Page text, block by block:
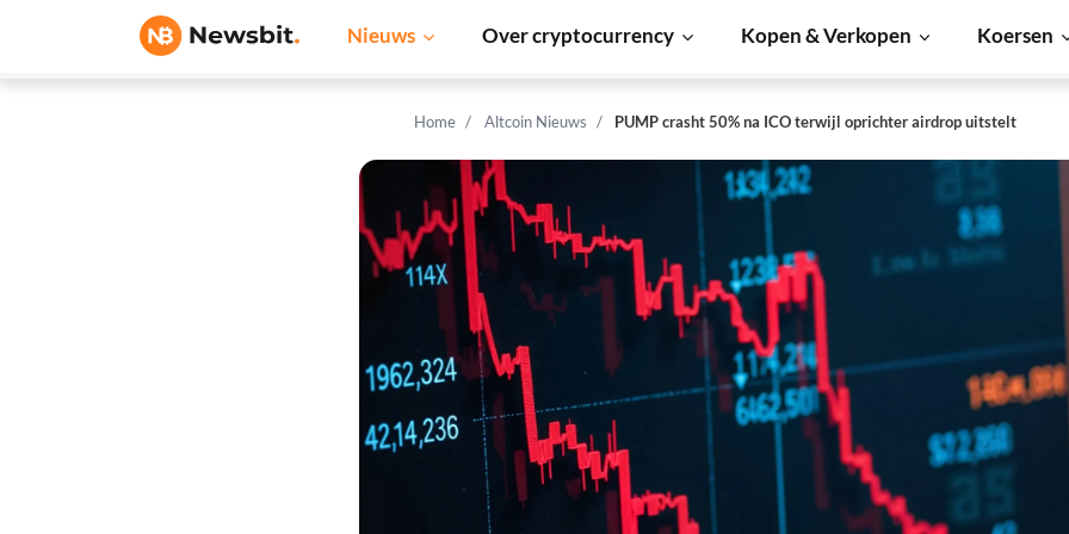
Nieuws Over cryptocurrency Kopen & Verkopen Koersen
Home Altcoin Nieuws PUMP crasht 50% na ICO terwijl oprichter airdrop uitstelt